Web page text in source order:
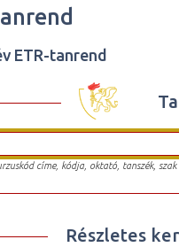
ETR-tanrend
címe, kódja, oktató, tanszék,
Részletes